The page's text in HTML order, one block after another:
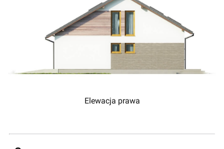
Elewacja prawa